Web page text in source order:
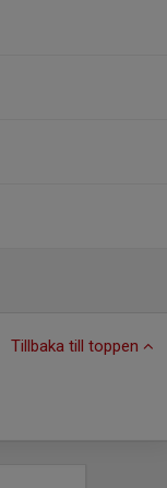
Tillbaka till toppen